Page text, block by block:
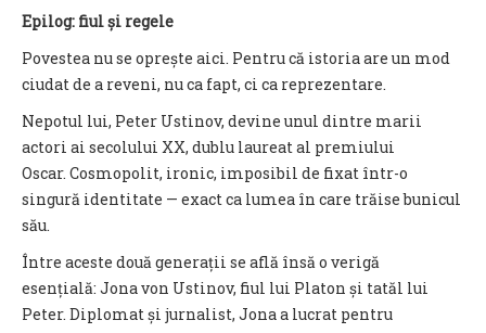
Epilog: fiul și regele
Povestea nu se oprește aici. Pentru că istoria are un mod
ciudat de a reveni, nu ca fapt, ci ca reprezentare.
Nepotul lui, Peter Ustinov, devine unul dintre marii
actori ai secolului XX, dublu laureat al premiului
Oscar. Cosmopolit, ironic, imposibil de fixat într-o
singură identitate — exact ca lumea în care trăise bunicul
său.
Între aceste două generații se află însă o verigă
esențială: Jona von Ustinov, fiul lui Platon și tatăl lui
Peter. Diplomat și jurnalist, Jona a lucrat pentru